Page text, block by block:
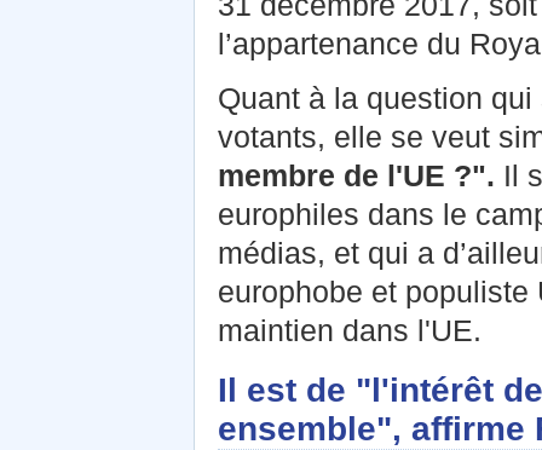
l’appartenance du
Quant à la question
votants, elle se veut
membre de l'UE ?". Il
europhiles dans le
médias, et qui a
europhobe et
maintien dans l'UE.
Il est de "l'intérêt
ensemble", affirme